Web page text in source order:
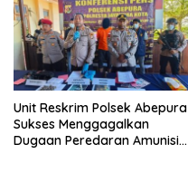
Unit Reskrim Polsek Abepura
Sukses Menggagalkan
Dugaan Peredaran Amunisi